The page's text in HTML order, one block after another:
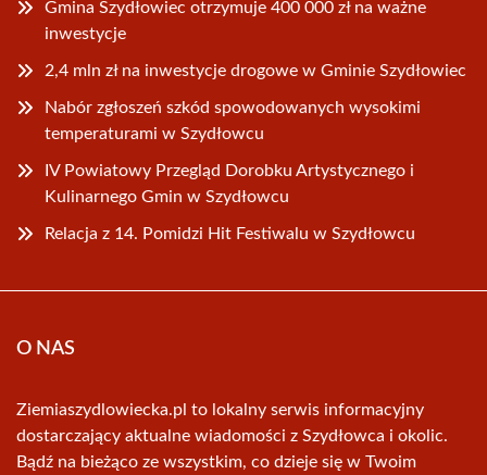
Gmina Szydłowiec otrzymuje 400 000 zł na ważne
inwestycje
2,4 mln zł na inwestycje drogowe w Gminie Szydłowiec
Nabór zgłoszeń szkód spowodowanych wysokimi
temperaturami w Szydłowcu
IV Powiatowy Przegląd Dorobku Artystycznego i
Kulinarnego Gmin w Szydłowcu
Relacja z 14. Pomidzi Hit Festiwalu w Szydłowcu
O NAS
Ziemiaszydlowiecka.pl to lokalny serwis informacyjny
dostarczający aktualne wiadomości z Szydłowca i okolic.
Bądź na bieżąco ze wszystkim, co dzieje się w Twoim